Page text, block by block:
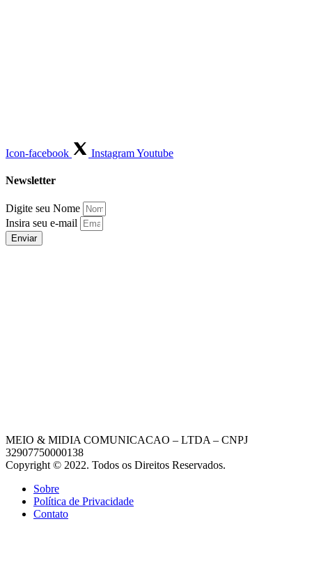
Icon-facebook InstagramYoutube
Newsletter
Digite seu Nome
Insira seu e-mail
Enviar
MEIO & MIDIA COMUNICACAO – LTDA – CNPJ
32907750000138
Copyright © 2022. Todos os Direitos Reservados.
Sobre
Política de Privacidade
Contato